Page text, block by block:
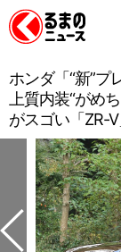
ホンダ「“新”プ
上質内装“がめ
がスゴい「ZR-